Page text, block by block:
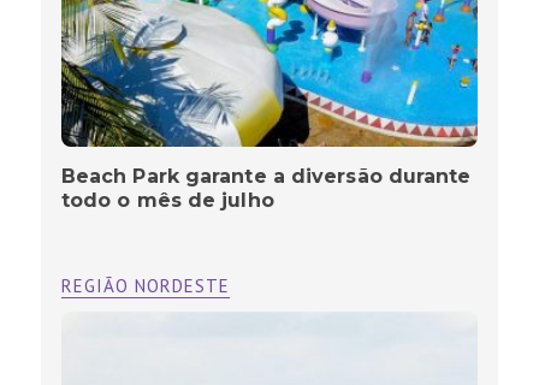
Beach Park garante a diversão durante
todo o mês de julho
REGIÃO NORDESTE